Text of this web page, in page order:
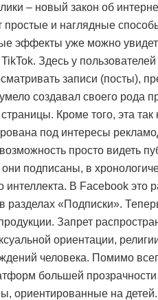
– новый закон об
простые и наглядные
эффекты уже можно
Здесь у
записи (посты),
создавал своего рода
Кроме того, эта
под интересы
просто видеть
подписаны, в
интеллекта. В Facebook
разделах «Подписки».
Запрет
ориентации,
человека. Помимо
большей
ориентированные на